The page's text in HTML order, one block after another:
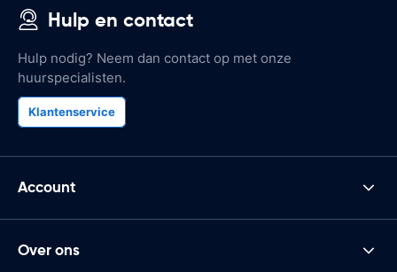
Hulp en contact
Hulp nodig? Neem dan contact op met onze
huurspecialisten.
Klantenservice
Account
Over ons